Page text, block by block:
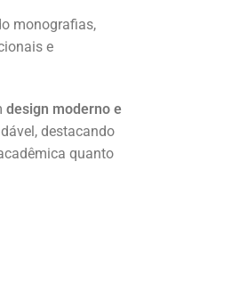
monografias,
e
design moderno e
destacando
quanto